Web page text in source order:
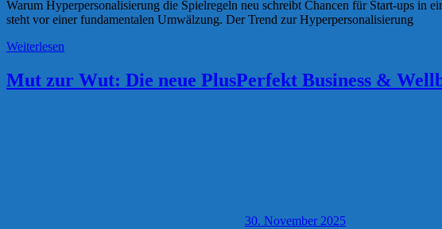
Warum Hyperpersonalisierung die Spielregeln neu schreibt Chancen für Start-ups
steht vor einer fundamentalen Umwälzung. Der Trend zur Hyperpersonalisierung
Weiterlesen
Mut zur Wut: Die neue PlusPerfekt Business &
30. November 2025